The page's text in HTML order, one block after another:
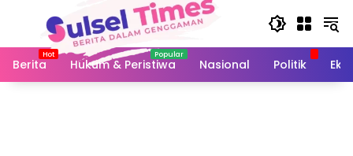
Berita
Hukum & Peristiwa Nasional Politik